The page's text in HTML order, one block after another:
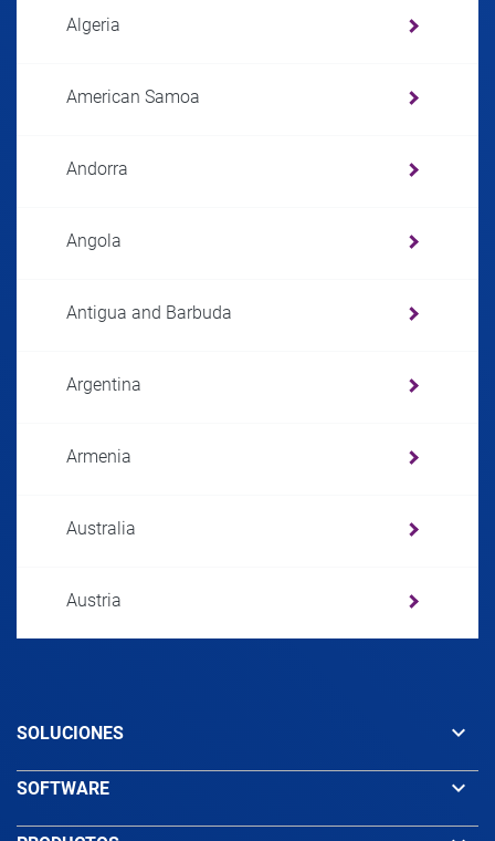
Algeria
American Samoa
Andorra
Angola
Antigua and Barbuda
Argentina
Armenia
Australia
Austria
Bahamas
SOLUCIONES keyboard_arrow_down
SOFTWARE keyboard_arrow_down